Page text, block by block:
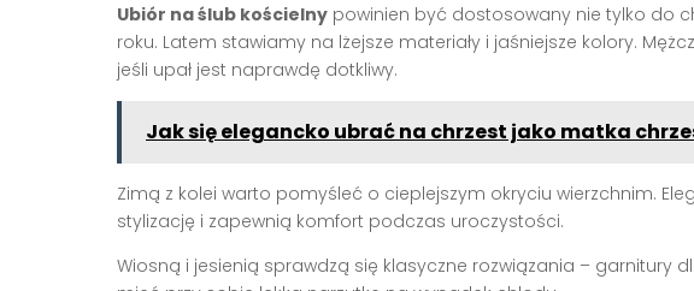
Ubiór na ślub kościelny powinien być dostosowany nie tylko do
roku. Latem stawiamy na lżejsze materiały i jaśniejsze kolory.
jeśli upał jest naprawdę dotkliwy.
Jak się elegancko ubrać na chrzest jako matka
Zimą z kolei warto pomyśleć o cieplejszym okryciu wierzchnim.
stylizację i zapewnią komfort podczas uroczystości.
Wiosną i jesienią sprawdzą się klasyczne rozwiązania – garnitury